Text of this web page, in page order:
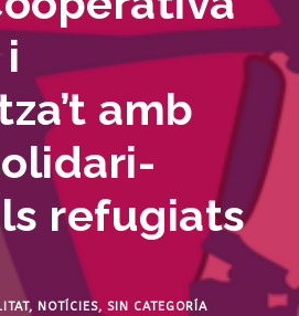
i
amb
refugiats
, NOTÍCIES, SIN CATEGORÍA